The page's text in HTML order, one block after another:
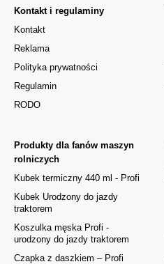
Kontakt i regulaminy
Kontakt
Reklama
Polityka prywatności
Regulamin
RODO
Produkty dla fanów maszyn
rolniczych
Kubek termiczny 440 ml - Profi
Kubek Urodzony do jazdy
traktorem
Koszulka męska Profi -
urodzony do jazdy traktorem
Czapka z daszkiem – Profi